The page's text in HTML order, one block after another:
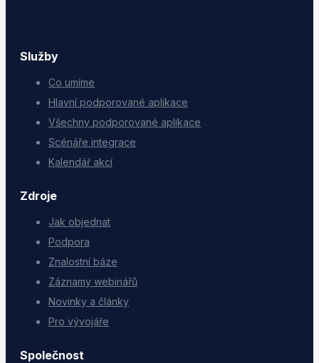
Služby
Co umíme
Hlavní podporované aplikace
Všechny podporované aplikace
Scénáře integrace
Kalendář akcí
Zdroje
Jak objednat
Podpora
Znalostní báze
Záznamy webinářů
Novinky a články
Pro vývojáře
Společnost